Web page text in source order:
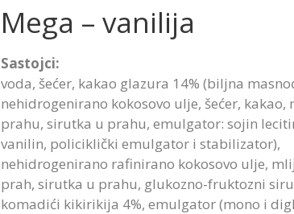
Mega – vanilija
Sastojci:
voda, šećer, kakao glazura 14% (biljna
nehidrogenirano kokosovo ulje, šećer, kakao,
prahu, sirutka u prahu, emulgator: sojin
vanilin, policiklički emulgator i stabilizator),
nehidrogenirano rafinirano kokosovo ulje,
prah, sirutka u prahu, glukozno-fruktozni
komadići kikirikija 4%, emulgator (mono i